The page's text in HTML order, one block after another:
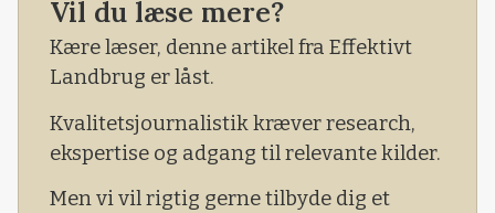
Vil du læse mere?
Kære læser, denne artikel fra Effektivt
Landbrug er låst.
Kvalitetsjournalistik kræver research,
ekspertise og adgang til relevante kilder.
Men vi vil rigtig gerne tilbyde dig et